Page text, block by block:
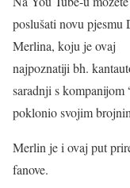
poslušati novu pjesmu
Merlina, koju je ovaj
najpoznatiji bh.
saradnji s kompanijom
poklonio svojim
Merlin je i ovaj put
fanove.